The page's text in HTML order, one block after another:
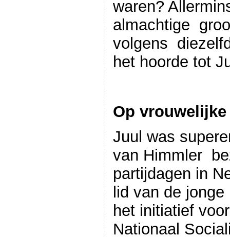
waren?
almachtige
volgens
het hoorde tot
Op
Juul was
van Himmler
partijdagen in
lid van de
het initiatief
Nationaal